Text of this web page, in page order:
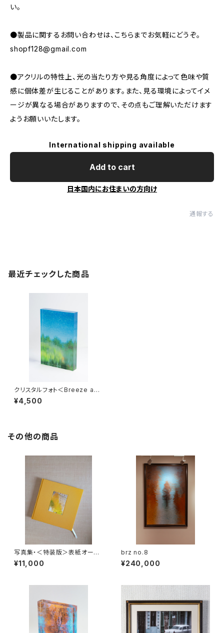
い。
●製品に関するお問い合わせは、こちらまでお気軽にどうぞ。
shopf128@gmail.com
●アクリルの特性上、光の当たり方や見る角度によって色味や質
感に個体差が生じることがあります。また、見る環境によってイメ
ージが異なる場合がありますので、その点もご理解いただけます
ようお願いいたします。
International shipping available
Add to cart
日本国内にお住まいの方向け
通報する
最近チェックした商品
クリスタルフォト＜Breeze and
Stars＞
¥4,500
その他の商品
写真集・＜特装版＞表紙オーダ
ーメイド『風の庭園』
¥11,000
brz no.8
¥240,000